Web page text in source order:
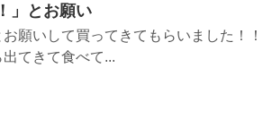
」とお願い
願いして買ってきてもらいました！！
てきて食べて...